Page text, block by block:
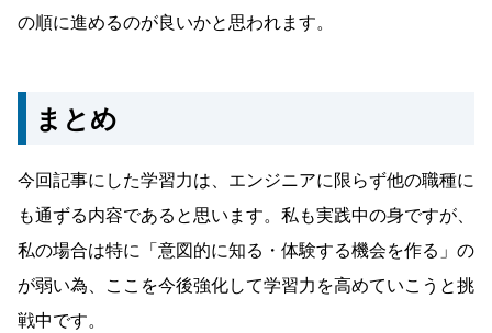
の順に進めるのが良いかと思われます。
まとめ
今回記事にした学習力は、エンジニアに限らず他の職種に
も通ずる内容であると思います。私も実践中の身ですが、
私の場合は特に「意図的に知る・体験する機会を作る」の
が弱い為、ここを今後強化して学習力を高めていこうと挑
戦中です。